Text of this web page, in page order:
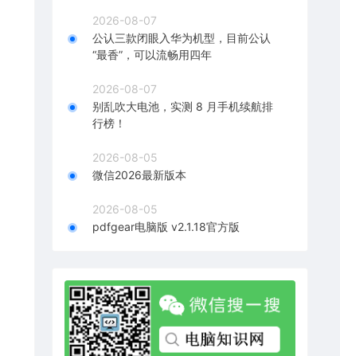
2026-08-07
公认三款闭眼入华为机型，目前公认
“最香”，可以流畅用四年
2026-08-07
别乱吹大电池，实测 8 月手机续航排
行榜！
2026-08-05
微信2026最新版本
2026-08-05
pdfgear电脑版 v2.1.18官方版